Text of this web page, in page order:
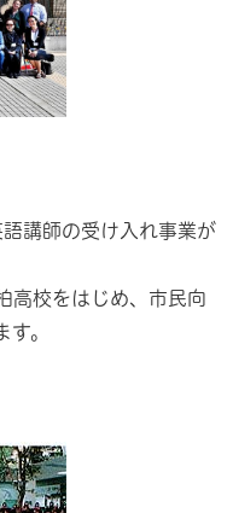
講師の受け入れ事業が
高校をはじめ、市民向
。